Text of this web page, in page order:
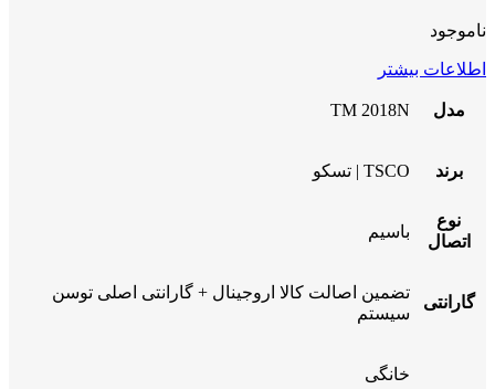
ناموجود
اطلاعات بیشتر
مدل TM 2018N
برند TSCO | تسکو
نوع
اتصال
باسیم
گارانتی
تضمین اصالت کالا اروجینال + گارانتی اصلی توسن
سیستم
خانگی